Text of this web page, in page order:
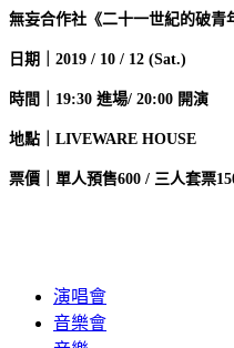
無妄合作社《二十一世紀的破青
日期｜2019 / 10 / 12 (Sat.)
時間｜19:30 進場/ 20:00 開演
地點｜LIVEWARE HOUSE
票價｜單人預售600 / 三人套票
演唱會
音樂會